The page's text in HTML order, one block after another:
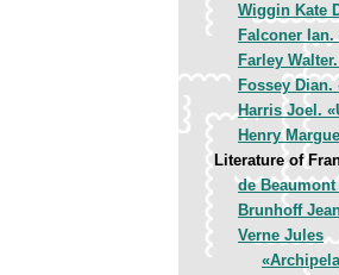
Wiggin Kate
Falconer
Farley
Fossey
Harris Joel.
Henry
Literature of
de
Brunhoff
Verne Jules